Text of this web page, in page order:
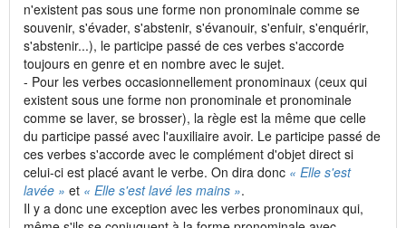
n'existent pas sous une forme non pronominale comme se
souvenir, s'évader, s'abstenir, s'évanouir, s'enfuir, s'enquérir,
s'abstenir...), le participe passé de ces verbes s'accorde
toujours en genre et en nombre avec le sujet.
- Pour les verbes occasionnellement pronominaux (ceux qui
existent sous une forme non pronominale et pronominale
comme se laver, se brosser), la règle est la même que celle
du participe passé avec l'auxiliaire avoir. Le participe passé de
ces verbes s'accorde avec le complément d'objet direct si
celui-ci est placé avant le verbe. On dira donc « Elle s'est
lavée » et « Elle s'est lavé les mains ».
Il y a donc une exception avec les verbes pronominaux qui,